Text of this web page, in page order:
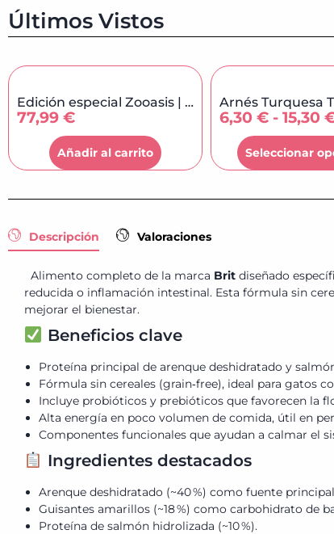
Últimos Vistos
Edición especial Zooasis | Pienso...
77,99 €
Añadir al carrito
6,30€ - 15,30
Seleccionar
Descripción Valoraciones
Alimento completo de la marca Brit diseñado
reducida o inflamación intestinal. Esta fórmula sin
mejorar el bienestar.
Beneficios clave
Proteína principal de arenque deshidratado y
Fórmula sin cereales (grain‑free), ideal para gatos
Incluye probióticos y prebióticos que favorecen la
Alta energía en poco volumen de comida, útil en
Componentes funcionales que ayudan a calmar el
Ingredientes destacados
Arenque deshidratado (~40 %) como fuente
Guisantes amarillos (~18 %) como carbohidrato de
Proteína de salmón hidrolizada (~10 %).